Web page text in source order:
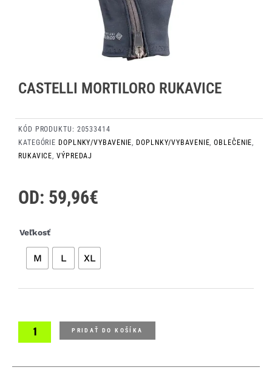
CASTELLI MORTILORO RUKAVICE
KÓD PRODUKTU: 20533414
KATEGÓRIE DOPLNKY/VYBAVENIE, DOPLNKY/VYBAVENIE,OBLEČENIE,
RUKAVICE,VÝPREDAJ
Veľkosť
M L XL
množstvo
Mortiloro
rukavice
PRIDAŤ DO KOŠÍKA
OD: 59,96€